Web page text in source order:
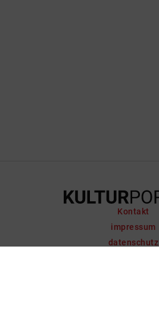
Kontakt
impressum
datenschutz